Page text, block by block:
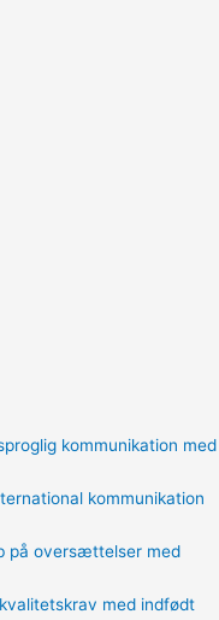
kommunikation med
kommunikation
på oversættelser med
med indfødt